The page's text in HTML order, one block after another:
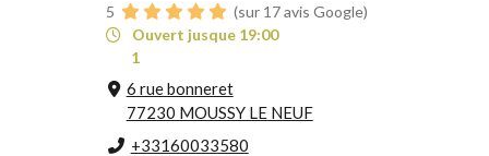
5
(sur 17 avis Google)
Ouvert jusque 19:00
1
6 rue bonneret
77230 MOUSSY LE NEUF
+33160033580